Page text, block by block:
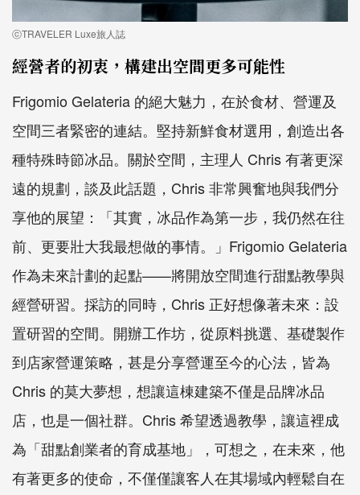
ⓒTRAVELER Luxe旅人誌
經營者的初衷，構建出空間更多可能性
Frigomio Gelateria 的絕大魅力，在於食材、營運及
空間三者緊密的連結。堅持新鮮食材選用，創造出各
種特殊時節冰品。關於空間，主理人 Chris 有著更深
遠的規劃，談及此話題，Chris 非常興奮地與我們分
享他的展望：「其實，冰品作為第一步，我仍然在往
前、更要壯大我最想做的事情。」Frigomio Gelateria
作為未來計劃的起點——將開放空間進行甜點教學與
經營研習。採訪的同時，Chris 正好想像著未來：設
置研習的空間。開辦工作坊，從原料挑選、基礎製作
到店家營運策略，甚是分享營運至今的心法，皆為
Chris 的莫大夢想，想讓這棟建築不僅是品牌冰品
店，也是一個社群。Chris 希望透過教學，讓這裡成
為「甜點創業者的育成基地」，可想之，在未來，他
有著更多的使命，不僅僅讓客人在其場域內輕鬆自在